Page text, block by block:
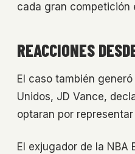
cada gran competición
REACCIONES
El caso también
Unidos, JD Vance,
optaran por
El exjugador de la NBA